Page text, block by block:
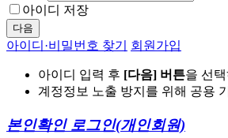
아이디 저장
다음
아이디·비밀번호 찾기 회원가입
아이디 입력 후 [다음] 버튼을 선
계정정보 노출 방지를 위해 공용
본인확인 로그인(개인회원)